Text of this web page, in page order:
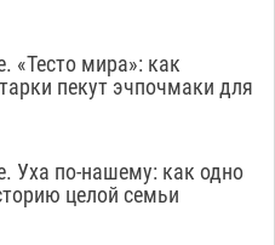
с крупной победы
Спартакиаде
невестка изрешетила
06.08
«Тесто мира»: как
пекут эчпочмаки для
Уха по-нашему: как одно
целой семьи